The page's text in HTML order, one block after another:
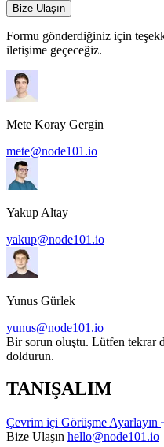
Bize Ulaşın
Formu gönderdiğiniz için
iletişime geçeceğiz.
Mete Koray Gergin
mete@node101.io
Yakup Altay
yakup@node101.io
Yunus Gürlek
yunus@node101.io
Bir sorun oluştu. Lütfen tekrar
doldurun.
TANIŞALIM
Çevrim içi Görüşme Ayarlayın
Bize Ulaşın hello@node101.io